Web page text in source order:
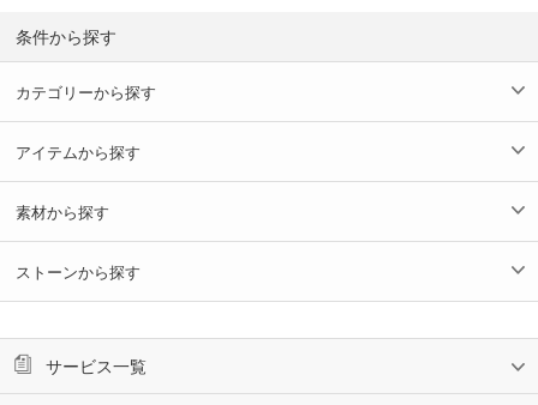
条件から探す
カテゴリーから探す
アイテムから探す
素材から探す
ストーンから探す
サービス一覧